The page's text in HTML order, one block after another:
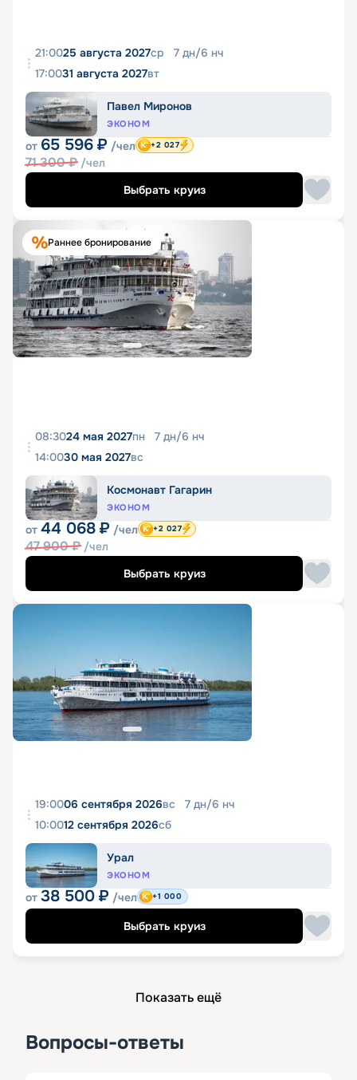
21:0025 августа 2027ср 7 дн/6 нч
17:0031 августа 2027вт
Павел Миронов
ЭКОНОМ
от 65 596 ₽ /чел
71 300₽ /чел
+2 027
Выбрать круиз
Раннее бронирование
08:3024 мая 2027пн 7 дн/6 нч
14:0030 мая 2027вс
Космонавт Гагарин
ЭКОНОМ
от 44 068 ₽ /чел
47 900₽ /чел
+2 027
Выбрать круиз
19:0006 сентября 2026вс 7 дн/6 нч
10:0012 сентября 2026сб
Урал
ЭКОНОМ
от 38 500 ₽ /чел +1 000
Выбрать круиз
Показать ещё
Вопросы-ответы